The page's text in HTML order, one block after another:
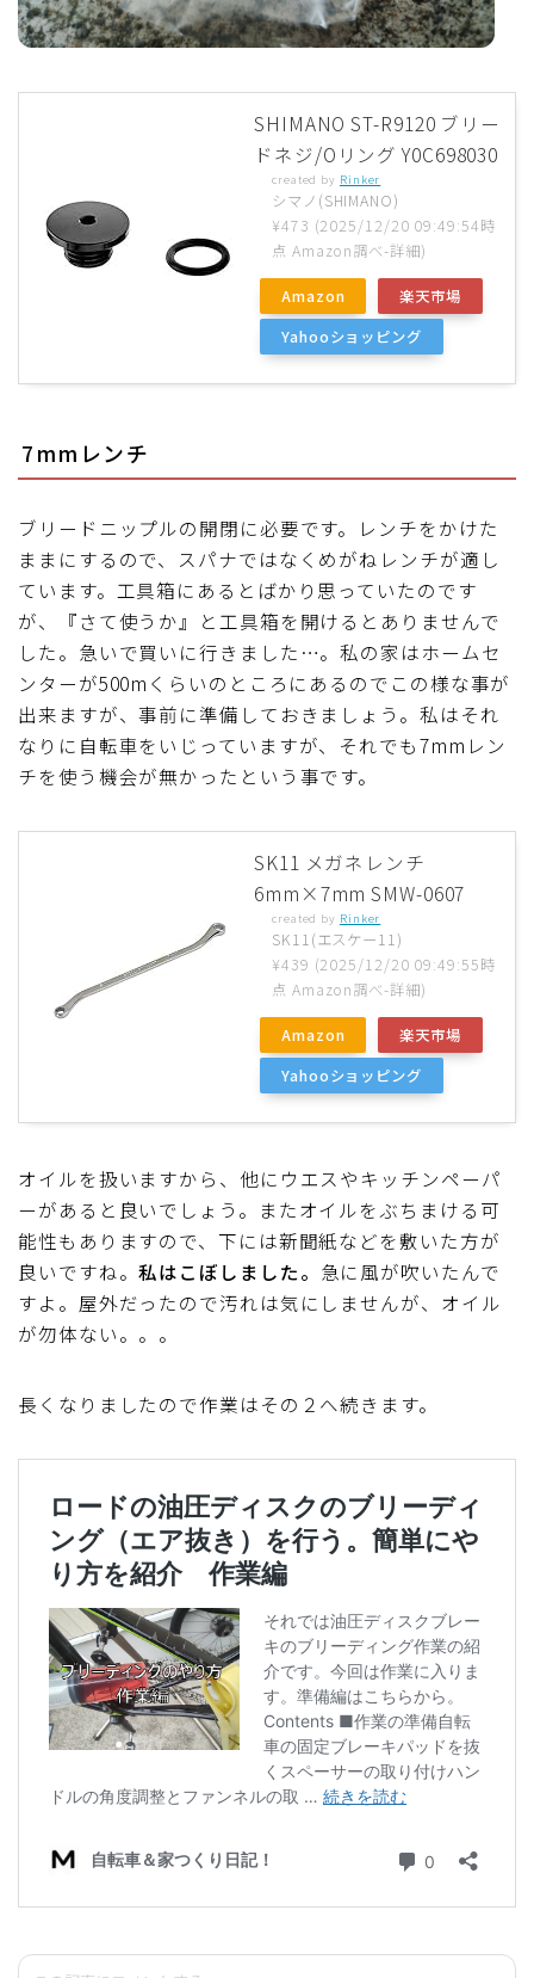
SHIMANO ST-R9120 ブリー
ドネジ/Oリング Y0C698030
created by Rinker
シマノ(SHIMANO)
¥473 (2025/12/20 09:49:54時
点 Amazon調べ-詳細)
Amazon
楽天市場
Yahooショッピング
7mmレンチ
ブリードニップルの開閉に必要です。レンチをかけた
ままにするので、スパナではなくめがねレンチが適し
ています。工具箱にあるとばかり思っていたのです
が、『さて使うか』と工具箱を開けるとありませんで
した。急いで買いに行きました…。私の家はホームセ
ンターが500mくらいのところにあるのでこの様な事が
出来ますが、事前に準備しておきましょう。私はそれ
なりに自転車をいじっていますが、それでも7mmレン
チを使う機会が無かったという事です。
SK11 メガネレンチ
6mm×7mm SMW-0607
created by Rinker
SK11(エスケー11)
¥439 (2025/12/20 09:49:55時
点 Amazon調べ-詳細)
Amazon
楽天市場
Yahooショッピング
オイルを扱いますから、他にウエスやキッチンペーパ
ーがあると良いでしょう。またオイルをぶちまける可
能性もありますので、下には新聞紙などを敷いた方が
良いですね。私はこぼしました。 急に風が吹いたんで
すよ。屋外だったので汚れは気にしませんが、オイル
が勿体ない。。。
長くなりましたので作業はその２へ続きます。